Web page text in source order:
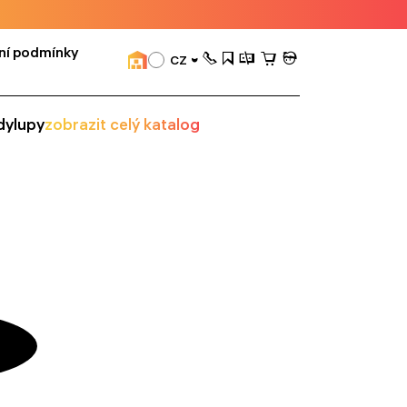
podmínky
CZ
lupyzobrazit celý katalog